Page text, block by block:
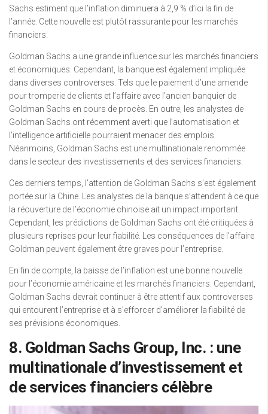
Sachs estiment que l’inflation diminuera à 2,9 % d’ici la fin de
l’année. Cette nouvelle est plutôt rassurante pour les marchés
financiers.
Goldman Sachs a une grande influence sur les marchés financiers
et économiques. Cependant, la banque est également impliquée
dans diverses controverses. Tels que le paiement d’une amende
pour tromperie de clients et l’affaire avec l’ancien banquier de
Goldman Sachs en cours de procès. En outre, les analystes de
Goldman Sachs ont récemment averti que l’automatisation et
l’intelligence artificielle pourraient menacer des emplois.
Néanmoins, Goldman Sachs est une multinationale renommée
dans le secteur des investissements et des services financiers.
Ces derniers temps, l’attention de Goldman Sachs s’est également
portée sur la Chine. Les analystes de la banque s’attendent à ce que
la réouverture de l’économie chinoise ait un impact important.
Cependant, les prédictions de Goldman Sachs ont été critiquées à
plusieurs reprises pour leur fiabilité. Les conséquences de l’affaire
Goldman peuvent également être graves pour l’entreprise.
En fin de compte, la baisse de l’inflation est une bonne nouvelle
pour l’économie américaine et les marchés financiers. Cependant,
Goldman Sachs devrait continuer à être attentif aux controverses
qui entourent l’entreprise et à s’efforcer d’améliorer la fiabilité de
ses prévisions économiques.
8. Goldman Sachs Group, Inc. : une
multinationale d’investissement et
de services financiers célèbre